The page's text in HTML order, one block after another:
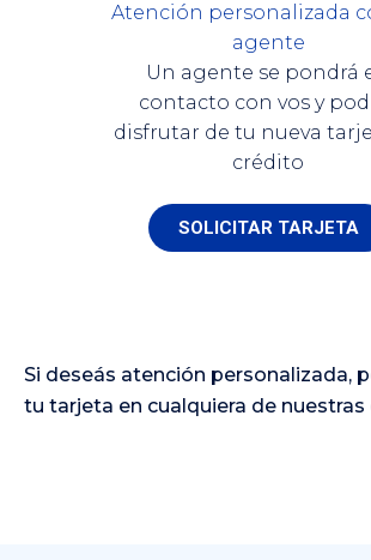
Atención personalizada
agente
Un agente se pondrá
contacto con vos y
disfrutar de tu nueva
crédito
SOLICITAR TARJETA
Si deseás atención personalizada,
tu tarjeta en cualquiera de nuestras